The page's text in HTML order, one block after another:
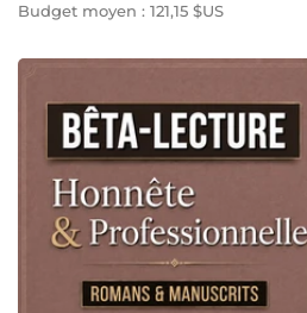
Budget moyen : 121,15 $US